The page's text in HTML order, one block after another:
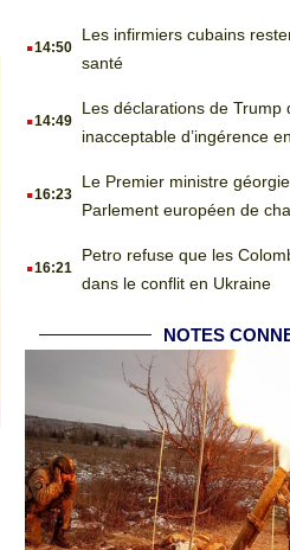
.14:50
Les infirmiers cubains
santé
.14:49
Les déclarations de Trump
inacceptable d’ingérence
.16:23
Le Premier ministre
Parlement européen de
.16:21
Petro refuse que les
dans le conflit en Ukraine
NOTES